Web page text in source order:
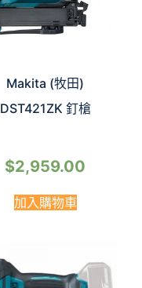
Makita (牧田)
DST421ZK 釘槍
$2,959.00
加入購物車